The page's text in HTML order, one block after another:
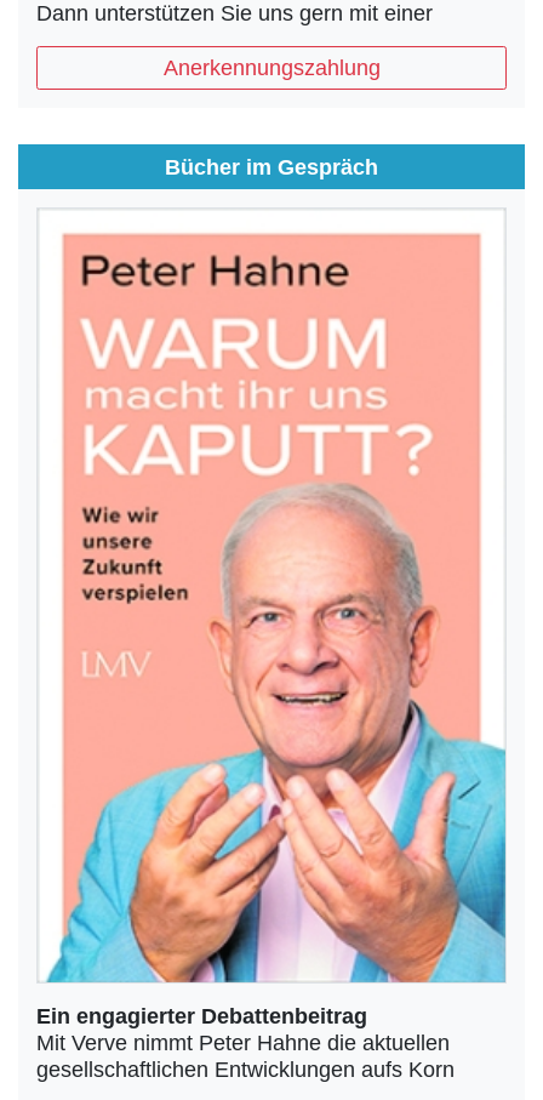
Dann unterstützen Sie uns gern mit einer
Anerkennungszahlung
Bücher im Gespräch
Ein engagierter Debattenbeitrag
Mit Verve nimmt Peter Hahne die aktuellen
gesellschaftlichen Entwicklungen aufs Korn